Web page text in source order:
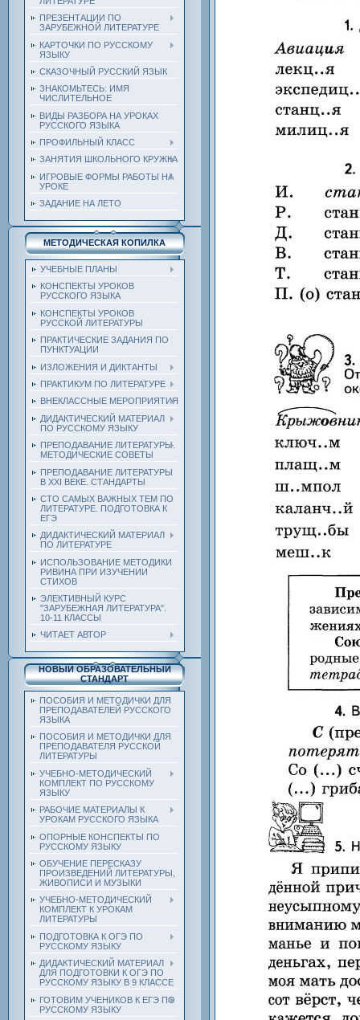
ПРЕЗЕНТАЦИИ ПО
ЗАРУБЕЖНОЙ ЛИТЕРАТУРЕ
КАРТОЧКИ ПО РУССКОМУ
ЯЗЫКУ
СКАЗОЧНЫЙ РУССКИЙ ЯЗЫК
ЗНАКОМЬТЕСЬ: ИМЯ
ЧИСЛИТЕЛЬНОЕ
ВИДЫ РАЗБОРА НА УРОКАХ
РУССКОГО ЯЗЫКА
ПРОФИЛЬНЫЙ КЛАСС
ЗАНЯТИЯ ШКОЛЬНОГО КРУЖКА
ИГРОВЫЕ ФОРМЫ РАБОТЫ НА
УРОКЕ
ЗАДАНИЕ НА ЛЕТО
МЕТОДИЧЕСКАЯ КОПИЛКА
УЧЕБНЫЕ ПЛАНЫ
КОНСПЕКТЫ УРОКОВ
РУССКОГО ЯЗЫКА
КОНСПЕКТЫ УРОКОВ
РУССКОЙ ЛИТЕРАТУРЫ
ПРАКТИЧЕСКИЕ ЗАДАНИЯ ПО
ПУНКТУАЦИИ
ИЗЛОЖЕНИЯ И ДИКТАНТЫ
ПРАКТИКУМ ПО ЛИТЕРАТУРЕ
ВНЕКЛАССНЫЕ МЕРОПРИЯТИЯ
ДИДАКТИЧЕСКИЙ МАТЕРИАЛ
ПО РУССКОМУ ЯЗЫКУ
ПРЕПОДАВАНИЕ ЛИТЕРАТУРЫ.
МЕТОДИЧЕСКИЕ СОВЕТЫ
ПРЕПОДАВАНИЕ ЛИТЕРАТУРЫ
В XXI ВЕКЕ. СТАНДАРТЫ
СТО САМЫХ ВАЖНЫХ ТЕМ ПО
ЛИТЕРАТУРЕ. ПОДГОТОВКА К
ЕГЭ
ДИДАКТИЧЕСКИЙ МАТЕРИАЛ
ПО ЛИТЕРАТУРЕ
ИСПОЛЬЗОВАНИЕ МЕТОДИКИ
РИВИНА ПРИ ИЗУЧЕНИИ
СТИХОВ
ЭЛЕКТИВНЫЙ КУРС
"ЗАРУБЕЖНАЯ ЛИТЕРАТУРА".
10-11 КЛАССЫ
ЧИТАЕТ АВТОР
НОВЫЙ ОБРАЗОВАТЕЛЬНЫЙ
СТАНДАРТ
ПОСОБИЯ И МЕТОДИЧКИ ДЛЯ
ПРЕПОДАВАТЕЛЕЙ РУССКОГО
ЯЗЫКА
ПОСОБИЯ И МЕТОДИЧКИ ДЛЯ
ПРЕПОДАВАТЕЛЯ РУССКОЙ
ЛИТЕРАТУРЫ
УЧЕБНО-МЕТОДИЧЕСКИЙ
КОМПЛЕКТ ПО РУССКОМУ
ЯЗЫКУ
РАБОЧИЕ МАТЕРИАЛЫ К
УРОКАМ РУССКОГО ЯЗЫКА
ОПОРНЫЕ КОНСПЕКТЫ ПО
РУССКОМУ ЯЗЫКУ
ОБУЧЕНИЕ ПЕРЕСКАЗУ
ПРОИЗВЕДЕНИЙ ЛИТЕРАТУРЫ,
ЖИВОПИСИ И МУЗЫКИ
УЧЕБНО-МЕТОДИЧЕСКИЙ
КОМПЛЕКТ К УРОКАМ
ЛИТЕРАТУРЫ
ПОДГОТОВКА К ОГЭ ПО
РУССКОМУ ЯЗЫКУ
ДИДАКТИЧЕСКИЙ МАТЕРИАЛ
ДЛЯ ПОДГОТОВКИ К ОГЭ ПО
РУССКОМУ ЯЗЫКУ В 9 КЛАССЕ
ГОТОВИМ УЧЕНИКОВ К ЕГЭ ПО
РУССКОМУ ЯЗЫКУ